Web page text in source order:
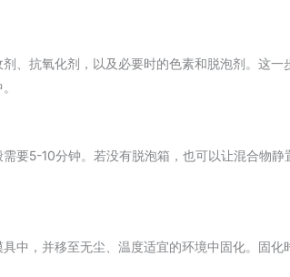
、抗氧化剂，以及必要时的色素和脱泡剂。这一
要5-10分钟。若没有脱泡箱，也可以让混合物静
中，并移至无尘、温度适宜的环境中固化。固化